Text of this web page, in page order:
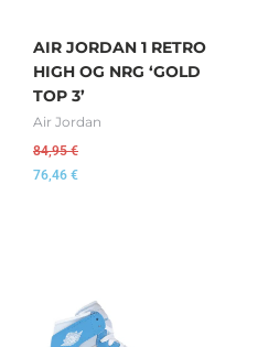
AIR JORDAN 1 RETRO
HIGH OG NRG ‘GOLD
TOP 3’
Air Jordan
84,95€
76,46 €